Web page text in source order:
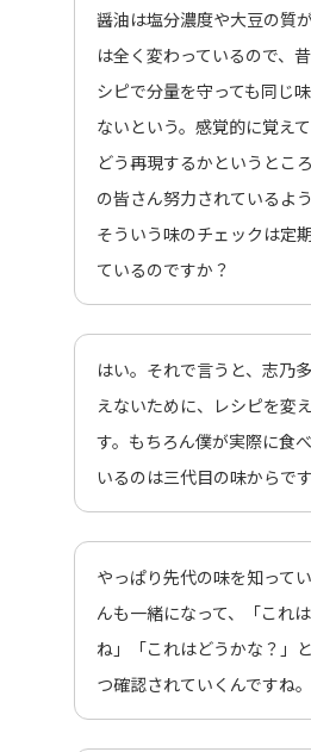
醤油は塩分濃度や大豆の質
は全く変わっているので、
シピで分量を守っても同じ
ないという。感覚的に覚え
どう再現するかというとこ
の皆さん努力されているよう
そういう味のチェックは定
ているのですか？
はい。それで言うと、志乃
えないために、レシピを変
す。もちろん僕が実際に食
いるのは三代目の味からです
やっぱり先代の味を知って
んも一緒になって、「これ
ね」「これはどうかな？」
つ確認されていくんですね。